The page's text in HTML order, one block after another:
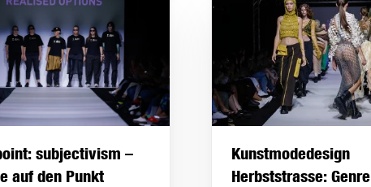
subjectivism –
auf den Punkt
Kunstmodedesign
Herbststrasse: Genre